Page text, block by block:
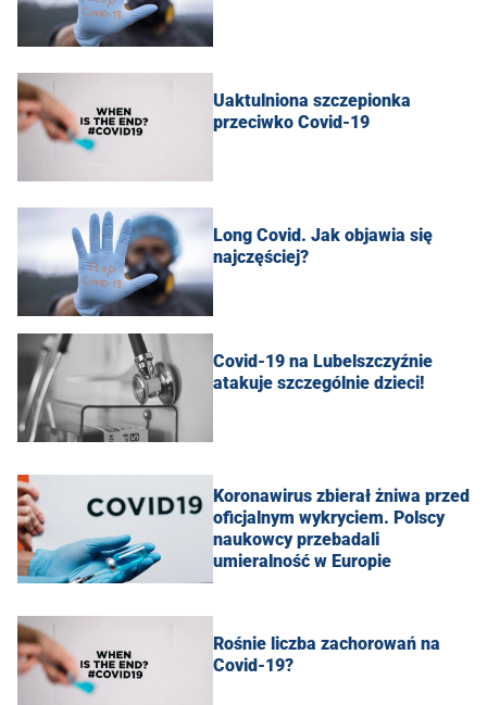
Uaktulniona szczepionka
przeciwko Covid-19
Long Covid. Jak objawia się
najczęściej?
Covid-19 na Lubelszczyźnie
atakuje szczególnie dzieci!
Koronawirus zbierał żniwa przed
oficjalnym wykryciem. Polscy
naukowcy przebadali
umieralność w Europie
Rośnie liczba zachorowań na
Covid-19?